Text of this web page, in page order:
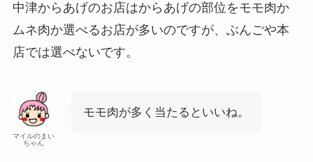
中津からあげのお店はからあげの部位をモモ肉か
ムネ肉か選べるお店が多いのですが、ぶんごや本
店では選べないです。
マイルのまい
ちゃん
モモ肉が多く当たるといいね。